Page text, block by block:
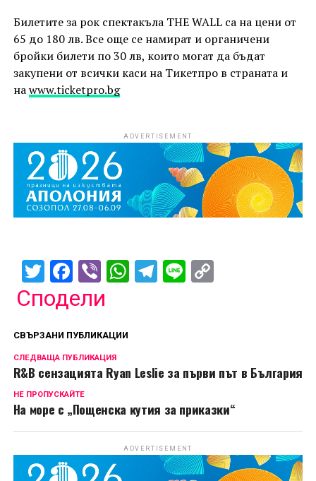
Билетите за рок спектакъла THE WALL са на цени от
65 до 180 лв. Все още се намират и органичени
бройки билети по 30 лв, които могат да бъдат
закупени от всички каси на Тикетпро в страната и
наwww.ticketpro.bg
ADVERTISEMENT
Twitter
Facebook
ViberWhatsApp
Telegram
LineCopy
Сподели
СВЪРЗАНИ ПУБЛИКАЦИИ
СЛЕДВАЩА ПУБЛИКАЦИЯ
R&B сензацията Ryan Leslie за първи път в България
НЕ ПРОПУСКАЙТЕ
На море с „Пощенска кутия за приказки“
ADVERTISEMENT